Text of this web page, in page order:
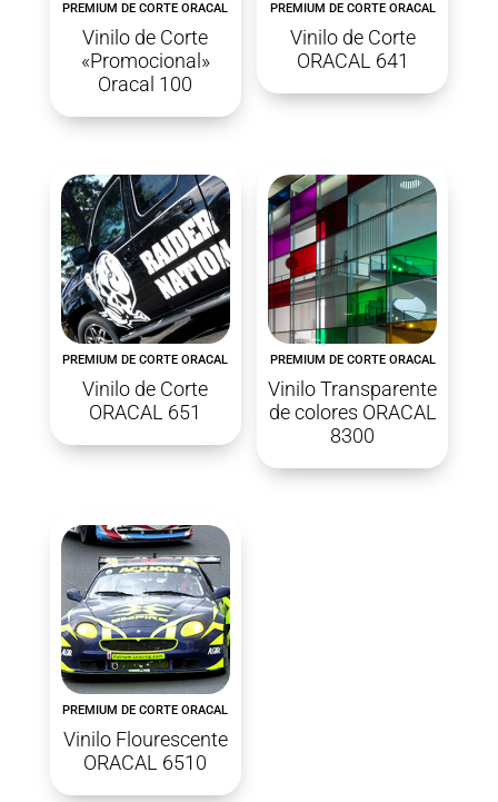
PREMIUM DE CORTE ORACAL
Vinilo de Corte
«Promocional»
Oracal 100
PREMIUM DE CORTE ORACAL
Vinilo de Corte
ORACAL 641
PREMIUM DE CORTE ORACAL
Vinilo de Corte
ORACAL 651
PREMIUM DE CORTE ORACAL
Vinilo Transparente
de colores ORACAL
8300
PREMIUM DE CORTE ORACAL
Vinilo Flourescente
ORACAL 6510